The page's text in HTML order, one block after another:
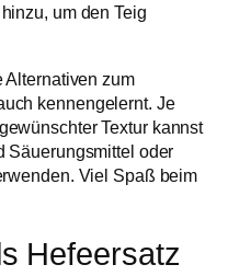
um den Teig
Alternativen zum
kennengelernt. Je
Textur kannst
Säuerungsmittel oder
Viel Spaß beim
Hefeersatz